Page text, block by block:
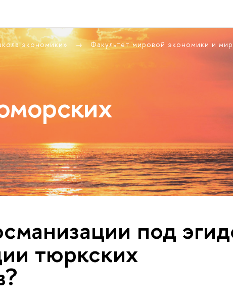
экономики» Факультет мировой экономики и
под
тюркских